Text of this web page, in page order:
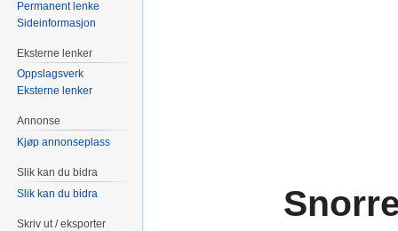
Permanent lenke
Sideinformasjon
Eksterne lenker
Oppslagsverk
Eksterne lenker
Annonse
Kjøp annonseplass
Slik kan du bidra
Slik kan du bidra
Skriv ut / eksporter